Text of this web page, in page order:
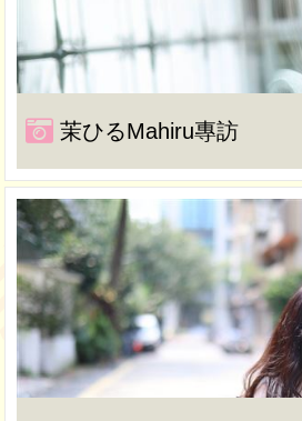
茉ひるMahiru專訪